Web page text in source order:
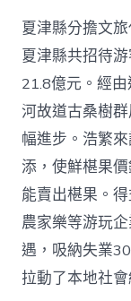
夏津縣分擔文
夏津縣共招待
21.8億元。經
河故道古桑樹
幅進步。浩繁
添，使鮮椹果
能賣出椹果。
農家樂等游玩
遇，吸納失業
拉動了本地社